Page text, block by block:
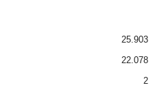
25.903
22.078
2